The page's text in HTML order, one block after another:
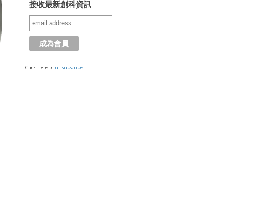
接收最新創科資訊
Click here to unsubscribe